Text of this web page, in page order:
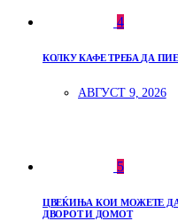
4
КОЛКУ КАФЕ ТРЕБА ДА
АВГУСТ 9, 2026
5
ЦВЕЌИЊА КОИ МОЖЕТЕ ДА
ДВОРОТ И ДОМОТ